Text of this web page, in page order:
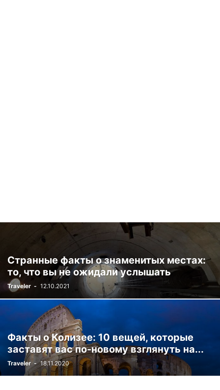
Странные факты о знаменитых местах:
то, что вы не ожидали услышать
Traveler - 12.10.2021
Факты о Колизее: 10 вещей, которые
заставят вас по-новому взглянуть на...
Traveler - 18.11.2020